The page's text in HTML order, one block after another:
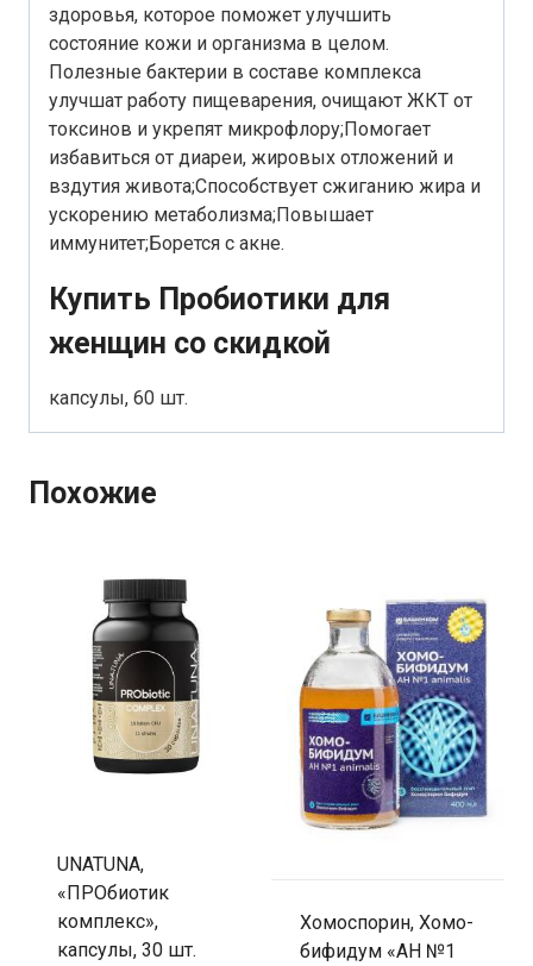
здоровья, которое поможет улучшить
состояние кожи и организма в целом.
Полезные бактерии в составе комплекса
улучшат работу пищеварения, очищают ЖКТ от
токсинов и укрепят микрофлору;Помогает
избавиться от диареи, жировых отложений и
вздутия живота;Способствует сжиганию жира и
ускорению метаболизма;Повышает
иммунитет;Борется с акне.
Купить Пробиотики для
женщин со скидкой
капсулы, 60 шт.
Похожие
UNATUNA,
«ПРОбиотик
комплекс»,
капсулы, 30 шт.
Хомоспорин, Хомо-
бифидум «АН №1